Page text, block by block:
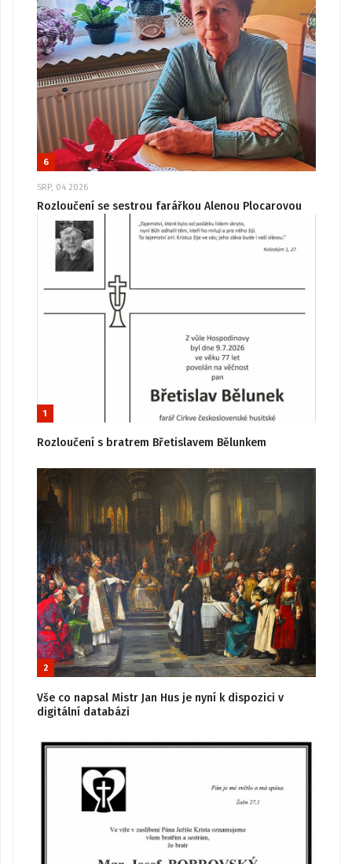
6
SRP, 04 2026
Rozloučení se sestrou farářkou Alenou Plocarovou
1
Rozloučení s bratrem Břetislavem Bělunkem
2
Vše co napsal Mistr Jan Hus je nyní k dispozici v
digitální databázi